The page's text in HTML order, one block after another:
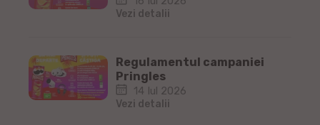
Vezi detalii
Regulamentul campaniei
Pringles
14 Iul 2026
Vezi detalii